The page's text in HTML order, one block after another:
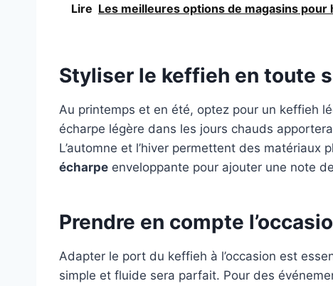
Lire Les meilleures options de magasins pour
Styliser le keffieh en toute
Au printemps et en été, optez pour un keffieh
écharpe légère dans les jours chauds
L’automne et l’hiver permettent des
écharpe enveloppante pour ajouter une note
Prendre en compte
Adapter le port du keffieh à l’occasion est
simple et fluide sera parfait. Pour des